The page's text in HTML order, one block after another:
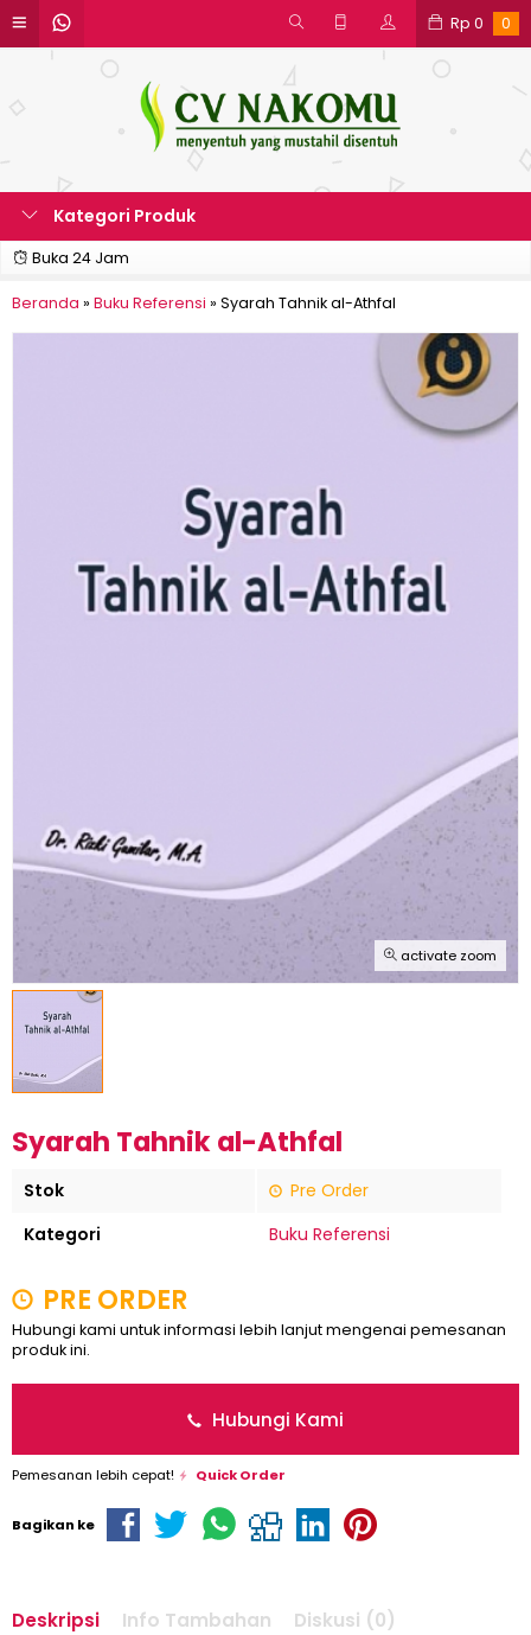
Rp 0 0
Kategori Produk
Buka 24 Jam
Beranda » Buku Referensi » Syarah Tahnik al-Athfal
activate zoom
Syarah Tahnik al-Athfal
Stok
Pre Order
Kategori
Buku Referensi
PRE ORDER
Hubungi kami untuk informasi lebih lanjut mengenai pemesanan
produk ini.
Hubungi Kami
Pemesanan lebih cepat! Quick Order
Bagikan ke
Deskripsi Info Tambahan Diskusi (0)